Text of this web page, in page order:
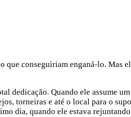
conseguiriam enganá-lo. Mas
dedicação. Quando ele assume
torneiras e até o local para o
dia, quando ele estava